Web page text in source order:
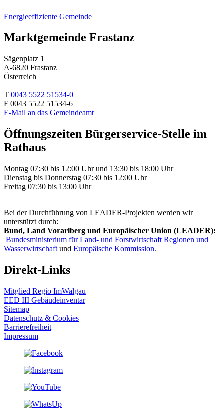
Energieeffiziente Gemeinde
Marktgemeinde Frastanz
Sägenplatz 1
A-6820 Frastanz
Österreich
T 0043 5522 51534-0
F 0043 5522 51534-6
E-Mail an das Gemeindeamt
Öffnungszeiten Bürgerservice-Stelle im
Rathaus
Montag 07:30 bis 12:00 Uhr und 13:30 bis 18:00 Uhr
Dienstag bis Donnerstag 07:30 bis 12:00 Uhr
Freitag 07:30 bis 13:00 Uhr
Bei der Durchführung von LEADER-Projekten werden wir
unterstützt durch:
Bund, Land Vorarlberg und Europäischer Union (LEADER):
Bundesministerium für Land- und Forstwirtschaft Regionen und
Wasserwirtschaft und Europäische Kommission.
Direkt-Links
Mitglied Regio ImWalgau
EED III Gebäudeinventar
Sitemap
Datenschutz & Cookies
Barrierefreiheit
Impressum